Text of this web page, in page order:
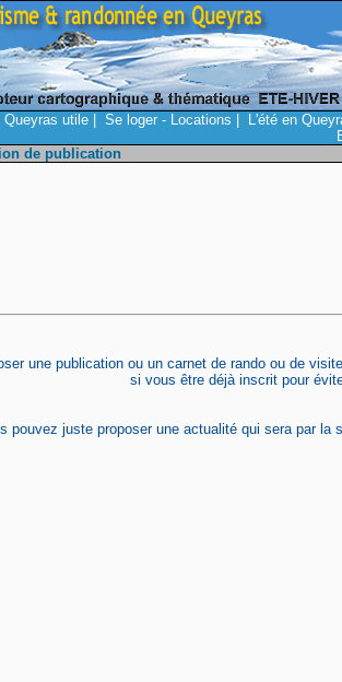
Queyras utile Se loger - Locations
L'été en
de publication
une publication ou un carnet de rando ou de
si vous être déjà inscrit pour
pouvez juste proposer une actualité qui sera par la